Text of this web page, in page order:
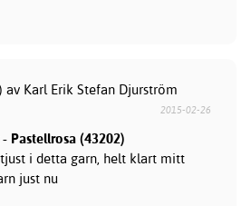
Karl Erik Stefan Djurström
2015-02-26
Pastellrosa (43202)
i detta garn, helt klart mitt
just nu